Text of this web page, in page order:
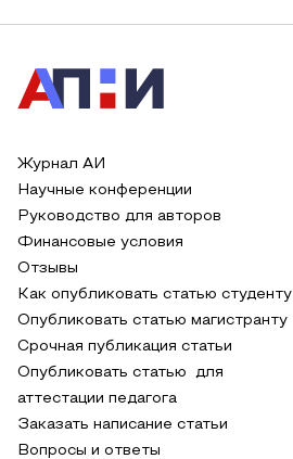
Журнал АИ
Научные конференции
Руководство для авторов
Финансовые условия
Отзывы
Как опубликовать статью студенту
Опубликовать статью магистранту
Срочная публикация статьи
Опубликовать статью для
аттестации педагога
Заказать написание статьи
Вопросы и ответы